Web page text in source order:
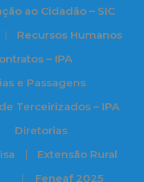
ao Cidadão – SIC
Recursos Humanos
– IPA
e Passagens
Terceirizados – IPA
Diretorias
Extensão Rural
Feneaf 2025